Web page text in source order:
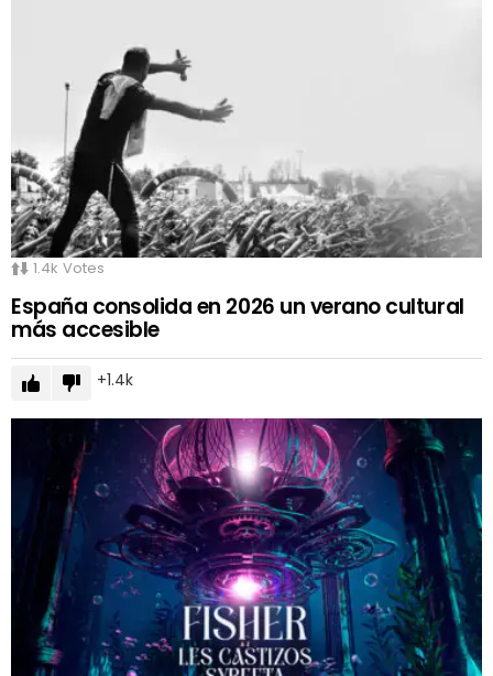
1.4k Votes
España consolida en 2026 un verano cultural
más accesible
1.4k